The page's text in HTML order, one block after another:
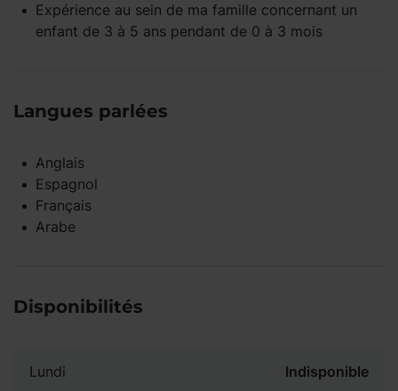
Expérience au sein de ma famille concernant un
enfant de 3 à 5 ans pendant de 0 à 3 mois
Langues parlées
Anglais
Espagnol
Français
Arabe
Disponibilités
Lundi Indisponible